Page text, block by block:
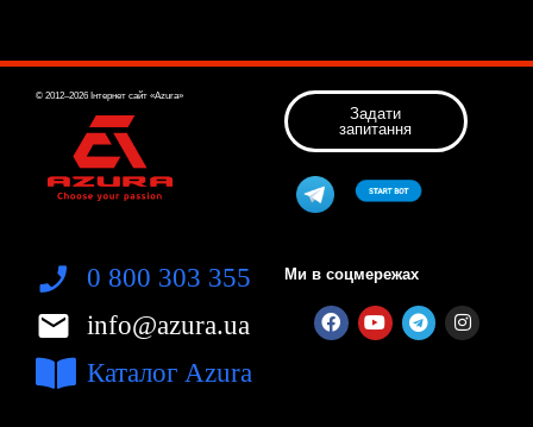
© 2012–2026 Інтернет сайт «Azura»
Задати
запитання
0 800 303 355
info@azura.ua
Каталог Azura
Ми в соцмережах